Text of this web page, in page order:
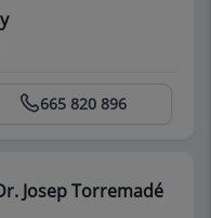
665 820 896
Josep Torremadé